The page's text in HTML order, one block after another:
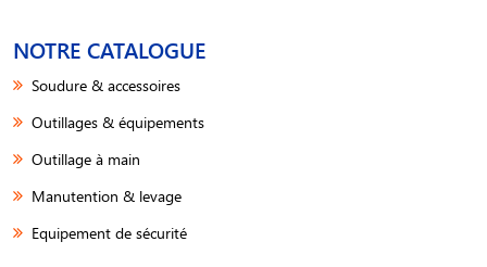
NOTRE CATALOGUE
Soudure & accessoires
Outillages & équipements
Outillage à main
Manutention & levage
Equipement de sécurité